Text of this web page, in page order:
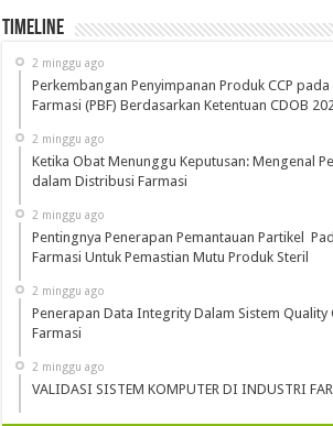
Timeline
2 minggu ago
Perkembangan Penyimpanan Produk CCP
Farmasi (PBF) Berdasarkan Ketentuan CDOB
2 minggu ago
Ketika Obat Menunggu Keputusan: Mengenal
dalam Distribusi Farmasi
2 minggu ago
Pentingnya Penerapan Pemantauan Partikel
Farmasi Untuk Pemastian Mutu Produk Steril
2 minggu ago
Penerapan Data Integrity Dalam Sistem
Farmasi
2 minggu ago
VALIDASI SISTEM KOMPUTER DI INDUSTRI